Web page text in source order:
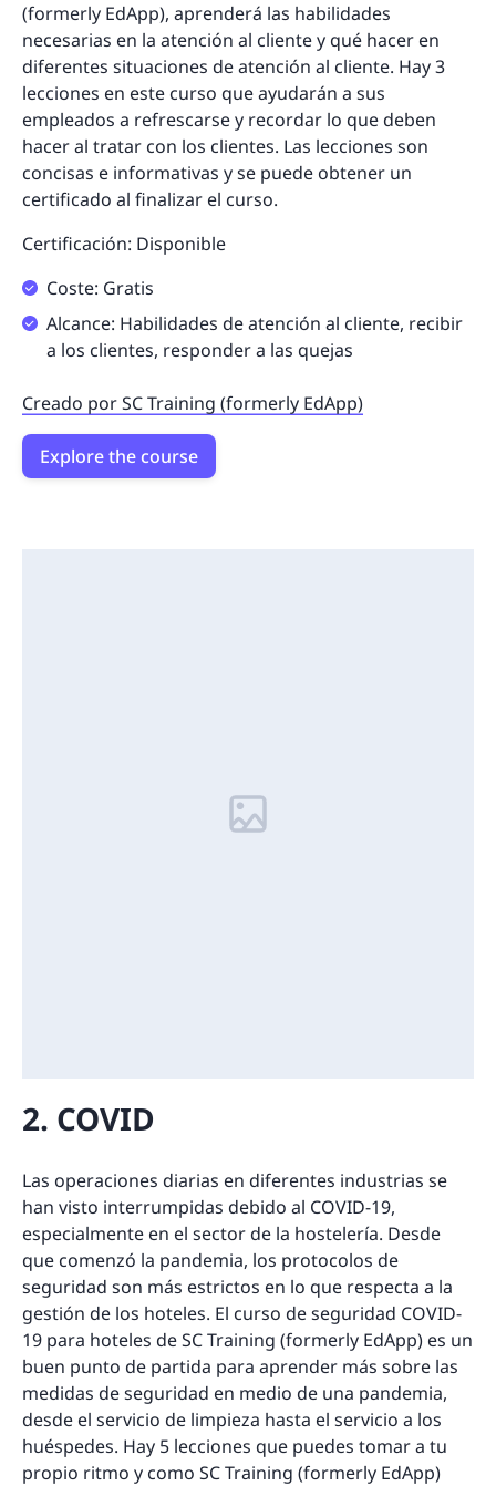
(formerly EdApp), aprenderá las habilidades
necesarias en la atención al cliente y qué hacer en
diferentes situaciones de atención al cliente. Hay 3
lecciones en este curso que ayudarán a sus
empleados a refrescarse y recordar lo que deben
hacer al tratar con los clientes. Las lecciones son
concisas e informativas y se puede obtener un
certificado al finalizar el curso.
Certificación: Disponible
Coste: Gratis
Alcance: Habilidades de atención al cliente, recibir
a los clientes, responder a las quejas
Creado por SC Training (formerly EdApp)
Explore the course
2. COVID
Las operaciones diarias en diferentes industrias se
han visto interrumpidas debido al COVID-19,
especialmente en el sector de la hostelería. Desde
que comenzó la pandemia, los protocolos de
seguridad son más estrictos en lo que respecta a la
gestión de los hoteles. El curso de seguridad COVID-
19 para hoteles de SC Training (formerly EdApp) es un
buen punto de partida para aprender más sobre las
medidas de seguridad en medio de una pandemia,
desde el servicio de limpieza hasta el servicio a los
huéspedes. Hay 5 lecciones que puedes tomar a tu
propio ritmo y como SC Training (formerly EdApp)